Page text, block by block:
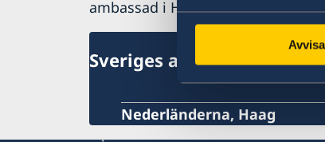
Avvisa
Lokala lagar och sedvänjor
Kriminalitet och personlig säkerhet
Resa i landet
Försäkringsskydd
Övriga upplysningar
ambassad i Haag i Nederländerna.
Sveriges ambassad
Nederländerna, Haag